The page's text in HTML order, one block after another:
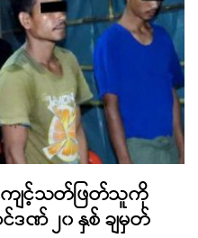
းကျင့်သတ်ဖြတ်သူကို
ဏ် ၂၀ နှစ် ချမှတ်